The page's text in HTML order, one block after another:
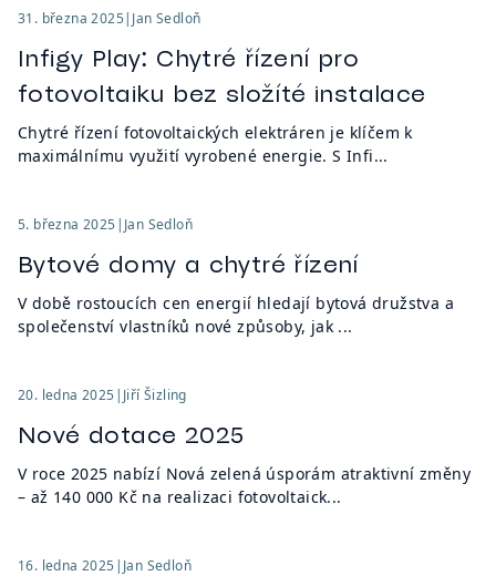
31. března 2025| Jan Sedloň
Infigy Play: Chytré řízení pro
fotovoltaiku bez složíté instalace
Chytré řízení fotovoltaických elektráren je klíčem k
maximálnímu využití vyrobené energie. S Infi...
5. března 2025| Jan Sedloň
Bytové domy a chytré řízení
V době rostoucích cen energií hledají bytová družstva a
společenství vlastníků nové způsoby, jak ...
20. ledna 2025| Jiří Šizling
Nové dotace 2025
V roce 2025 nabízí Nová zelená úsporám atraktivní změny
– až 140 000 Kč na realizaci fotovoltaick...
16. ledna 2025| Jan Sedloň